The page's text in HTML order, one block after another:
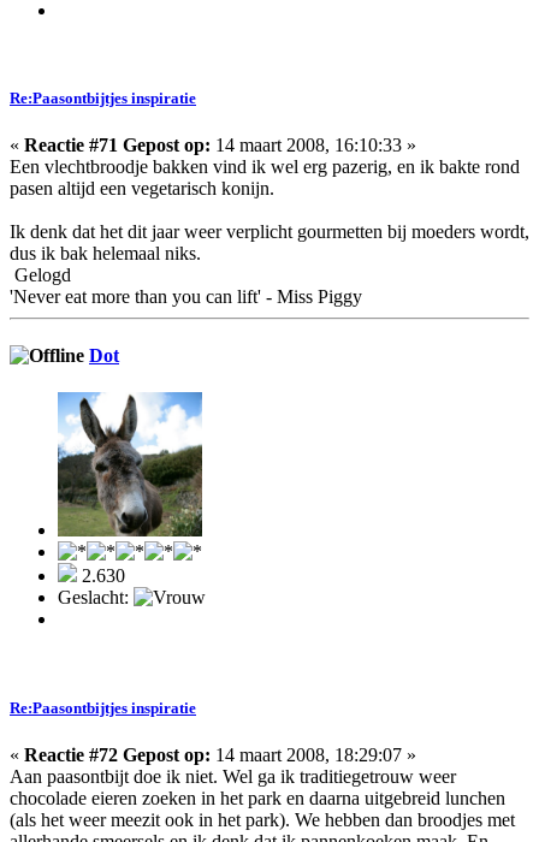
Re:Paasontbijtjes inspiratie
« Reactie #71 Gepost op: 14 maart 2008, 16:10:33 »
Een vlechtbroodje bakken vind ik wel erg pazerig, en ik bakte rond
pasen altijd een vegetarisch konijn.
Ik denk dat het dit jaar weer verplicht gourmetten bij moeders wordt,
dus ik bak helemaal niks.
Gelogd
'Never eat more than you can lift' - Miss Piggy
Dot
2.630
Geslacht:
Re:Paasontbijtjes inspiratie
« Reactie #72 Gepost op: 14 maart 2008, 18:29:07 »
Aan paasontbijt doe ik niet. Wel ga ik traditiegetrouw weer
chocolade eieren zoeken in het park en daarna uitgebreid lunchen
(als het weer meezit ook in het park). We hebben dan broodjes met